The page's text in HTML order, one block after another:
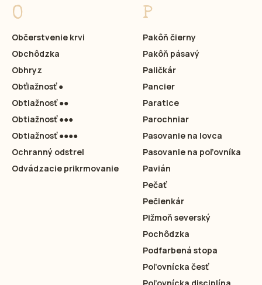
O
Občerstvenie krvi
Obchôdzka
Obhryz
Obťiažnosť ●
Obtiažnosť ●●
Obtiažnosť ●●●
Obtiažnosť ●●●●
Ochranný odstrel
Odvádzacie prikrmovanie
P
Pakôň čierny
Pakôň pásavý
Paličkár
Pancier
Paratice
Parochniar
Pasovanie na lovca
Pasovanie na poľovníka
Pavián
Pečať
Pečienkár
Pižmoň severský
Pochôdzka
Podfarbená stopa
Poľovnícka česť